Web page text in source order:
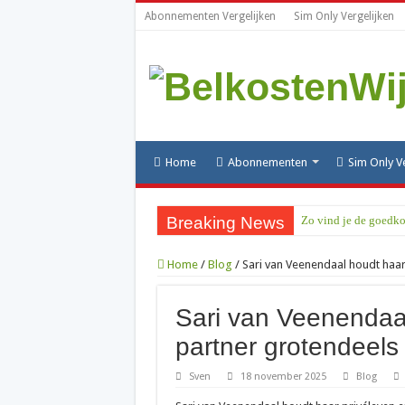
Abonnementen Vergelijken Sim Only Vergelijken
Home Abonnementen Sim Only
Breaking News Zo vind je de
010: alles over het
085 nummer: wat is
Home / Blog / Sari van Veenendaal houdt
Sari van
partner
Sven 18 november 2025 Blog